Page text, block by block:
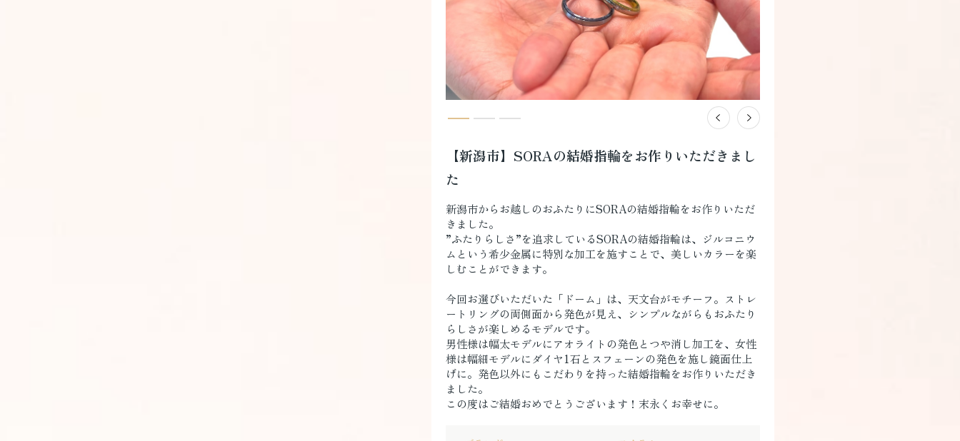
【新潟市】SORAの結婚指輪をお作りいただきまし
た
新潟市からお越しのおふたりにSORAの結婚指輪をお作りいただ
きました。
”ふたりらしさ”を追求しているSORAの結婚指輪は、ジルコニウ
ムという希少金属に特別な加工を施すことで、美しいカラーを楽
しむことができます。
今回お選びいただいた「ドーム」は、天文台がモチーフ。ストレ
ートリングの両側面から発色が見え、シンプルながらもおふたり
らしさが楽しめるモデルです。
男性様は幅太モデルにアオライトの発色とつや消し加工を、女性
様は幅細モデルにダイヤ1石とスフェーンの発色を施し鏡面仕上
げに。発色以外にもこだわりを持った結婚指輪をお作りいただき
ました。
この度はご結婚おめでとうございます！末永くお幸せに。